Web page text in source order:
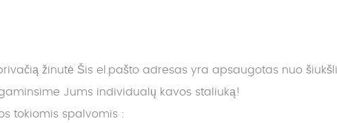
žinutė Šis el.pašto adresas yra apsaugotas nuo
Jums individualų kavos staliuką!
tokiomis spalvomis :